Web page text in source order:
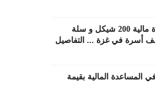
دحلان : مساعدة مالية 200 شيكل و سلة
المساعدة المالية بقيمة